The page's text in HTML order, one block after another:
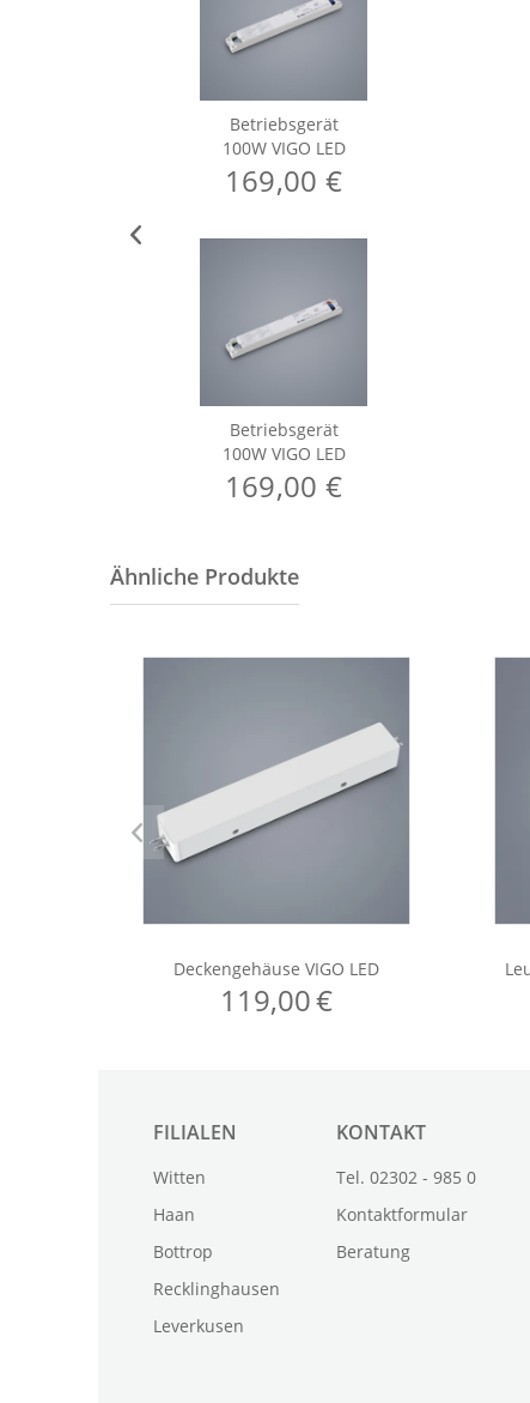
Betriebsgerät
100W VIGO LED
169,00 €
Betriebsgerät
100W VIGO LED
169,00 €
FILIALEN
Witten
Haan
Bottrop
Recklinghausen
Leverkusen
KONTAKT
Tel. 02302 - 985 0
Kontaktformular
Beratung